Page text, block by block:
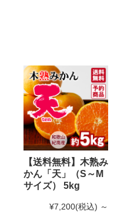
【送料無料】木熟み
かん「天」（S～M
サイズ） 5kg
¥7,200(税込) ～